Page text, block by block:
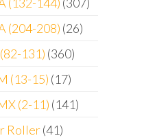
(204-208) (26)
131) (360)
(13-15) (17)
(2-11) (141)
Roller (41)